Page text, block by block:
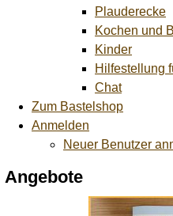
Plauderecke
Kochen und
Kinder
Hilfestellung
Chat
Zum Bastelshop
Anmelden
Neuer Benutzer
Angebote